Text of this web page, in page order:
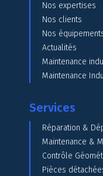
Nos expertises
Nos clients
Nos
Actualités
Maintenance
Maintenance
Services
Réparation &
Maintenance &
Contrôle
Pièces